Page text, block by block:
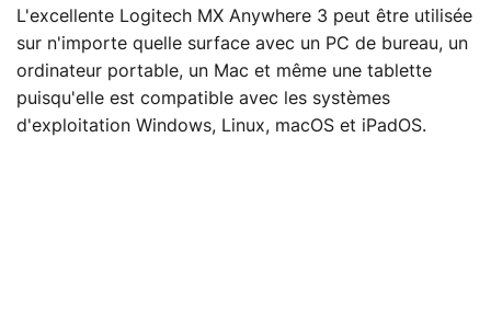
L'excellente Logitech MX Anywhere 3 peut être utilisée
sur n'importe quelle surface avec un PC de bureau, un
ordinateur portable, un Mac et même une tablette
puisqu'elle est compatible avec les systèmes
d'exploitation Windows, Linux, macOS et iPadOS.